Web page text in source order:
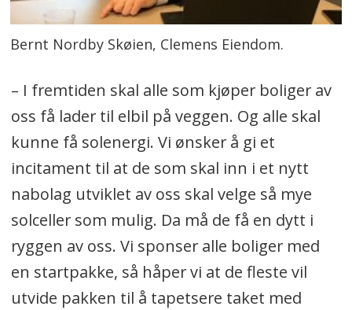
Bernt Nordby Skøien, Clemens Eiendom.
– I fremtiden skal alle som kjøper boliger av
oss få lader til elbil på veggen. Og alle skal
kunne få solenergi. Vi ønsker å gi et
incitament til at de som skal inn i et nytt
nabolag utviklet av oss skal velge så mye
solceller som mulig. Da må de få en dytt i
ryggen av oss. Vi sponser alle boliger med
en startpakke, så håper vi at de fleste vil
utvide pakken til å tapetsere taket med